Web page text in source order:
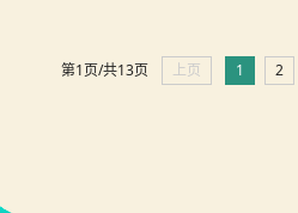
第1页/共13页 上页 1 2